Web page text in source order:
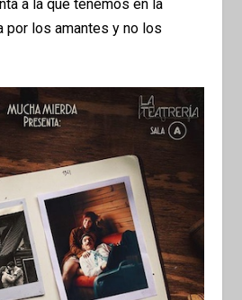
a la que tenemos en la
por los amantes y no los